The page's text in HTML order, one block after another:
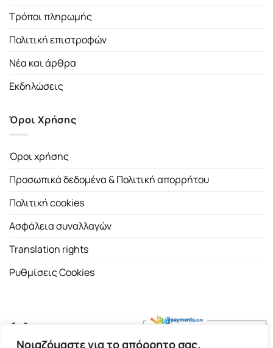
Νοιαζόμαστε για το απόρρητο σας.
Τρόποι πληρωμής
Πολιτική επιστροφών
Νέα και άρθρα
Εκδηλώσεις
Όροι Χρήσης
Όροι χρήσης
Προσωπικά δεδομένα & Πολιτική απορρήτου
Πολιτική cookies
Ασφάλεια συναλλαγών
Translation rights
Ρυθμίσεις Cookies